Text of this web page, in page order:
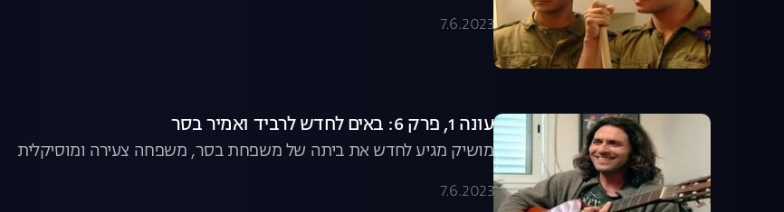
7.6.2023
עונה 1, פרק 6: באים לחדש לרביד ואמיר בסר
מושיק מגיע לחדש את ביתה של משפחת בסר, משפחה צעירה ומוסיקלית
7.6.2023